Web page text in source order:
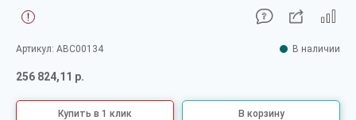
Артикул: ABC00134 В наличии
256 824,11 р.
Купить в 1 клик В корзину